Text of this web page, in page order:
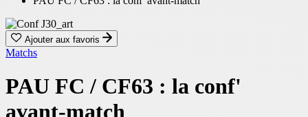
Ajouter aux favoris
Matchs
PAU FC / CF63 : la conf'
avant-match